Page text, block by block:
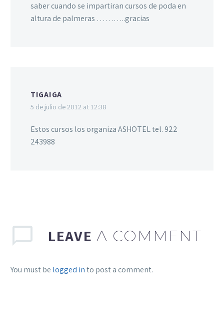
saber cuando se impartiran cursos de poda en
altura de palmeras ………..gracias
TIGAIGA
5 de julio de 2012 at 12:38
Estos cursos los organiza ASHOTEL tel. 922
243988
LEAVE A COMMENT
You must be logged into post a comment.